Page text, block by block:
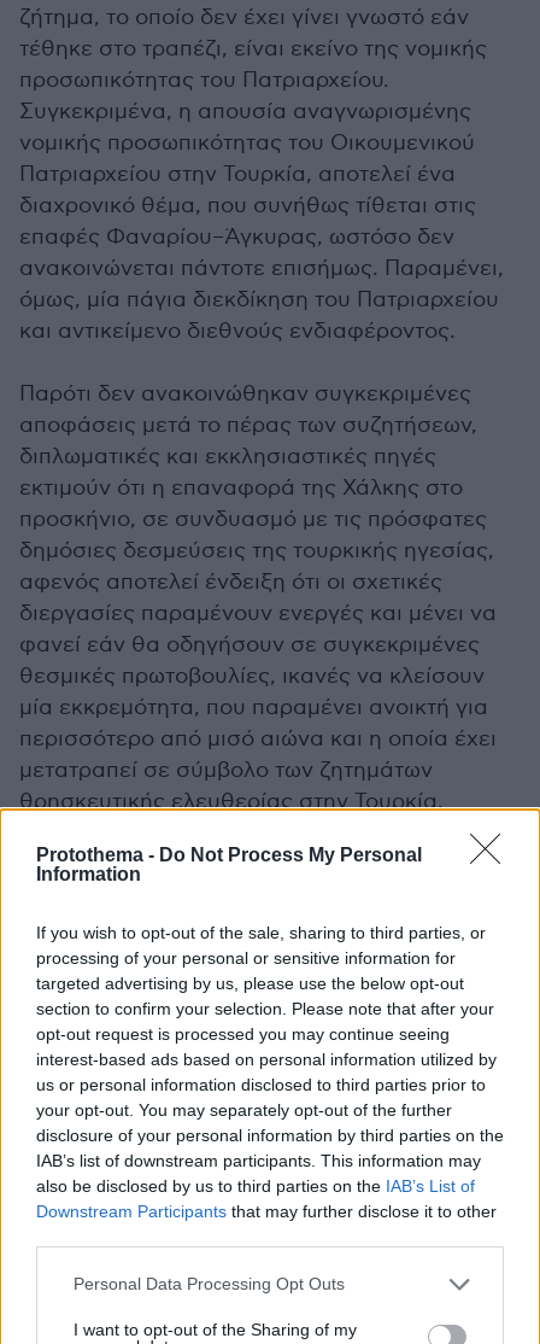
Protothema - Do Not Process My Personal
Information
If you wish to opt-out of the sale, sharing to third parties, or
processing of your personal or sensitive information for
targeted advertising by us, please use the below opt-out
section to confirm your selection. Please note that after your
opt-out request is processed you may continue seeing
interest-based ads based on personal information utilized by
us or personal information disclosed to third parties prior to
your opt-out. You may separately opt-out of the further
disclosure of your personal information by third parties on the
IAB’s list of downstream participants. This information may
also be disclosed by us to third parties on the IAB’s List of
Downstream Participants that may further disclose it to other
Please note that this website/app uses one or more Google
not limited to your visit or usage behaviour. You may click to
Personal Data Processing Opt Outs
I want to opt-out of the Sharing of my
ζήτημα, το οποίο δεν έχει γίνει γνωστό εάν
τέθηκε στο τραπέζι, είναι εκείνο της νομικής
προσωπικότητας του Πατριαρχείου.
Συγκεκριμένα, η απουσία αναγνωρισμένης
νομικής προσωπικότητας του Οικουμενικού
Πατριαρχείου στην Τουρκία, αποτελεί ένα
διαχρονικό θέμα, που συνήθως τίθεται στις
επαφές Φαναρίου–Άγκυρας, ωστόσο δεν
ανακοινώνεται πάντοτε επισήμως. Παραμένει,
όμως, μία πάγια διεκδίκηση του Πατριαρχείου
και αντικείμενο διεθνούς ενδιαφέροντος.
Παρότι δεν ανακοινώθηκαν συγκεκριμένες
αποφάσεις μετά το πέρας των συζητήσεων,
διπλωματικές και εκκλησιαστικές πηγές
εκτιμούν ότι η επαναφορά της Χάλκης στο
προσκήνιο, σε συνδυασμό με τις πρόσφατες
δημόσιες δεσμεύσεις της τουρκικής ηγεσίας,
αφενός αποτελεί ένδειξη ότι οι σχετικές
διεργασίες παραμένουν ενεργές και μένει να
φανεί εάν θα οδηγήσουν σε συγκεκριμένες
θεσμικές πρωτοβουλίες, ικανές να κλείσουν
μία εκκρεμότητα, που παραμένει ανοικτή για
περισσότερο από μισό αιώνα και η οποία έχει
μετατραπεί σε σύμβολο των ζητημάτων
θρησκευτικής ελευθερίας στην Τουρκία.
Αφετέρου, η συνάντηση καθιστά το επόμενο
σχέσεων μεταξύ Άγκυρας και Οικουμενικού
Πατριαρχείου, ζήτημα που αποτελεί και το
βασικό διακύβευμα. Σημειώνεται, τέλος, ότι η
επαφή Βαρθολομαίου–Ερντογάν
πραγματοποιείται σε μια περίοδο κατά την
οποία η Άγκυρα επιχειρεί να ενισχύσει το
διεθνές της προφίλ, ενώ παράλληλα επιδιώκει
τη διατήρηση θετικού κλίματος στις σχέσεις
της με τη Δύση. Έτσι, η συζήτηση για τη Χάλκη
και τα ζητήματα του Πατριαρχείου αποκτά
ευρύτερη διπλωματική σημασία και δεν
περιορίζεται μόνο στο εκκλησιαστικό πεδίο.